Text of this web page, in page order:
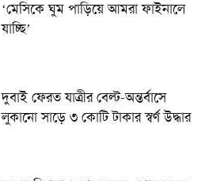
‘মেসিকে ঘুম পাড়িয়ে আমরা ফাইনালে
যাচ্ছি’
দুবাই ফেরত যাত্রীর বেল্ট-অন্তর্বাসে
লুকানো সাড়ে ৩ কোটি টাকার স্বর্ণ উদ্ধার